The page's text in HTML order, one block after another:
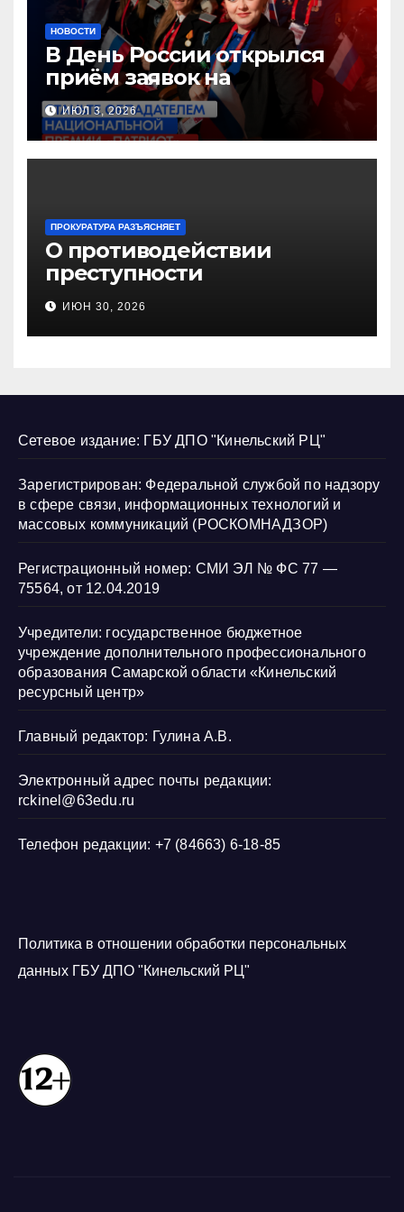
НОВОСТИ
В День России открылся
приём заявок на
Национальную премию
«Патриот»
ИЮЛ 3, 2026
ПРОКУРАТУРА РАЗЪЯСНЯЕТ
О противодействии
преступности
несовершеннолетних и
нарушению их прав
ИЮН 30, 2026
Сетевое издание: ГБУ ДПО "Кинельский РЦ"
Зарегистрирован: Федеральной службой по надзору
в сфере связи, информационных технологий и
массовых коммуникаций (РОСКОМНАДЗОР)
Регистрационный номер: СМИ ЭЛ № ФС 77 —
75564, от 12.04.2019
Учредители: государственное бюджетное
учреждение дополнительного профессионального
образования Самарской области «Кинельский
ресурсный центр»
Главный редактор: Гулина А.В.
Электронный адрес почты редакции:
rckinel@63edu.ru
Телефон редакции: +7 (84663) 6-18-85
Политика в отношении обработки персональных
данных ГБУ ДПО "Кинельский РЦ"